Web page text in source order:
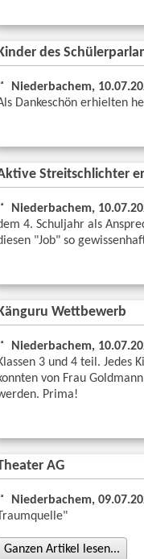
Kinder des
Niederbachem,
Dankeschön erhielten
Streitschlichter
Niederbachem,
4. Schuljahr als
"Job" so
Känguru Wettbewerb
Niederbachem,
3 und 4 teil. Jedes
von Frau
Prima!
AG
Niederbachem,
Traumquelle"
Ganzen Artikel lesen...